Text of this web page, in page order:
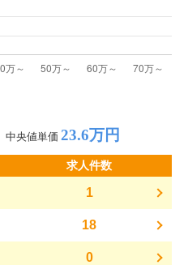
中央値単価 23.6万円
求人件数
1
18
0